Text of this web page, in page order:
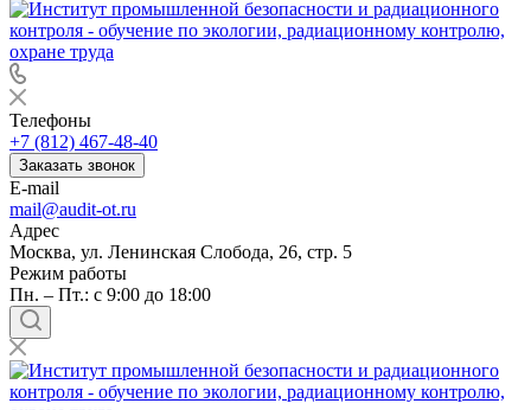
Телефоны
+7 (812) 467-48-40
Заказать звонок
E-mail
mail@audit-ot.ru
Адрес
Москва, ул. Ленинская Слобода, 26, стр. 5
Режим работы
Пн. – Пт.: с 9:00 до 18:00